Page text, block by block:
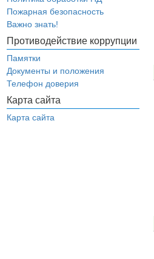
Пожарная безопасность
Важно знать!
Противодействие коррупции
Памятки
Документы и положения
Телефон доверия
Карта сайта
Карта сайта